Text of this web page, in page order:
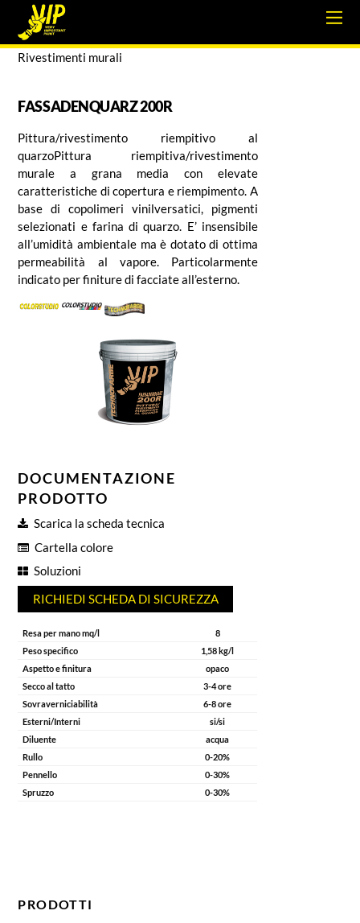
Rivestimenti murali
FASSADENQUARZ 200R
Pittura/rivestimento riempitivo al
quarzoPittura riempitiva/rivestimento
murale a grana media con elevate
caratteristiche di copertura e riempimento. A
base di copolimeri vinilversatici, pigmenti
selezionati e farina di quarzo. E’ insensibile
all’umidità ambientale ma è dotato di ottima
permeabilità al vapore. Particolarmente
indicato per finiture di facciate all’esterno.
DOCUMENTAZIONE
PRODOTTO
Scarica la scheda tecnica
Cartella colore
Soluzioni
RICHIEDI SCHEDA DI SICUREZZA
Resa per mano mq/l
8
Peso specifico
1,58 kg/l
Aspetto e finitura
opaco
Secco al tatto
3-4 ore
Sovraverniciabilità
6-8 ore
Esterni/Interni
si/si
Diluente
acqua
Rullo
0-20%
Pennello
0-30%
Spruzzo
0-30%
PRODOTTI